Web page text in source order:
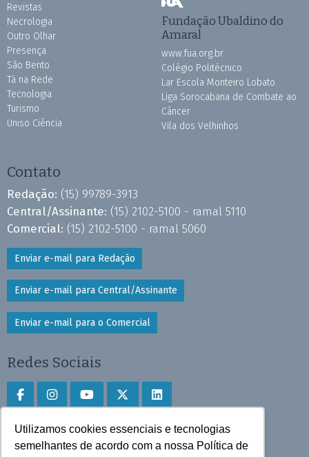
Utilizamos cookies essenciais e tecnologias
semelhantes de acordo com a nossa Política de
Revistas
Necrologia
Outro Olhar
Presença
São Bento
Tá na Rede
Tecnologia
Turismo
Uniso Ciência
Fundação Ubaldino do
Amaral
www.fua.org.br
Colégio Politécnico
Lar Escola Monteiro Lobato
Liga Sorocabana de Combate ao
Câncer
Vila dos Velhinhos
Contato
Redação: (15) 99789-3913
Central/Assinante: (15) 2102-5100 - ramal 5110
Comercial: (15) 2102-5100 - ramal 5060
Enviar e-mail para Redação
Enviar e-mail para Central/Assinante
Enviar e-mail para o Comercial
Redes Sociais
Faça download do aplicativo